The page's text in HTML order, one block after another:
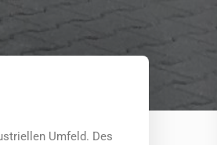
Umfeld. Des